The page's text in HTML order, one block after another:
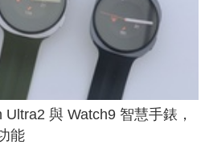
與 Watch9 智慧手錶，
能